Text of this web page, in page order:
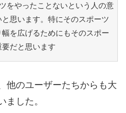
をやったことないという人の意
思います。特にそのスポーツ
を広げるためにもそのスポー
だと思います
他のユーザーたちからも大
ました。